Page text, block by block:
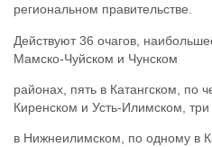
региональном правительстве.
Действуют 36 очагов,
Мамско-Чуйском и Чунском
районах, пять в Катангском, по
Киренском и Усть-Илимском, три
в Нижнеилимском, по одному в